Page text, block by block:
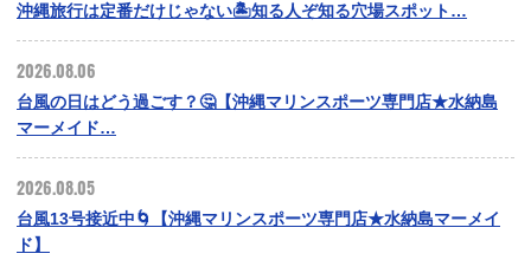
沖縄旅行は定番だけじゃない🏝️知る人ぞ知る穴場スポット…
2026.08.06
台風の日はどう過ごす？🤔【沖縄マリンスポーツ専門店★水納島
マーメイド…
2026.08.05
台風13号接近中🌀【沖縄マリンスポーツ専門店★水納島マーメイ
ド】